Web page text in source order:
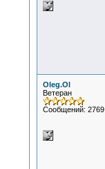
Oleg.Ol
Ветеран
Сообщений: 2769